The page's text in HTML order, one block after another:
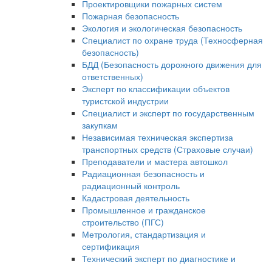
Проектировщики пожарных систем
Пожарная безопасность
Экология и экологическая безопасность
Специалист по охране труда (Техносферная
безопасность)
БДД (Безопасность дорожного движения для
ответственных)
Эксперт по классификации объектов
туристской индустрии
Специалист и эксперт по государственным
закупкам
Независимая техническая экспертиза
транспортных средств (Страховые случаи)
Преподаватели и мастера автошкол
Радиационная безопасность и
радиационный контроль
Кадастровая деятельность
Промышленное и гражданское
строительство (ПГС)
Метрология, стандартизация и
сертификация
Технический эксперт по диагностике и